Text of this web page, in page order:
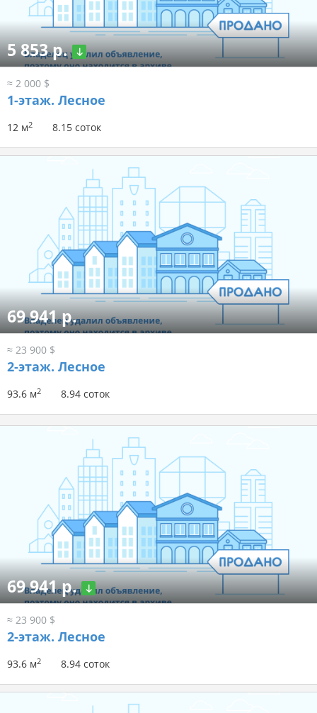
5 853 р.
≈ 2 000 $
1-этаж. Лесное
12 м2 8.15 соток
69 941 р.
≈ 23 900 $
2-этаж. Лесное
93.6 м2 8.94 соток
69 941 р.
≈ 23 900 $
2-этаж. Лесное
93.6 м2 8.94 соток